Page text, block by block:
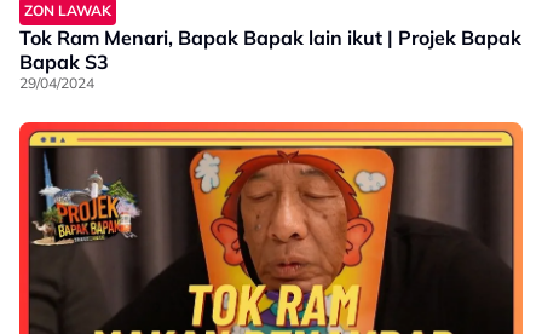
ZON LAWAK
Tok Ram Menari, Bapak Bapak lain ikut | Projek Bapak
Bapak S3
29/04/2024